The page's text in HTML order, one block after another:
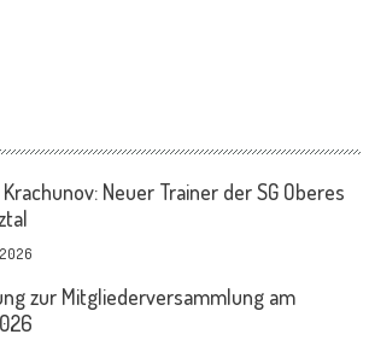
Neuer Trainer der SG Oberes
zur Mitgliederversammlung am